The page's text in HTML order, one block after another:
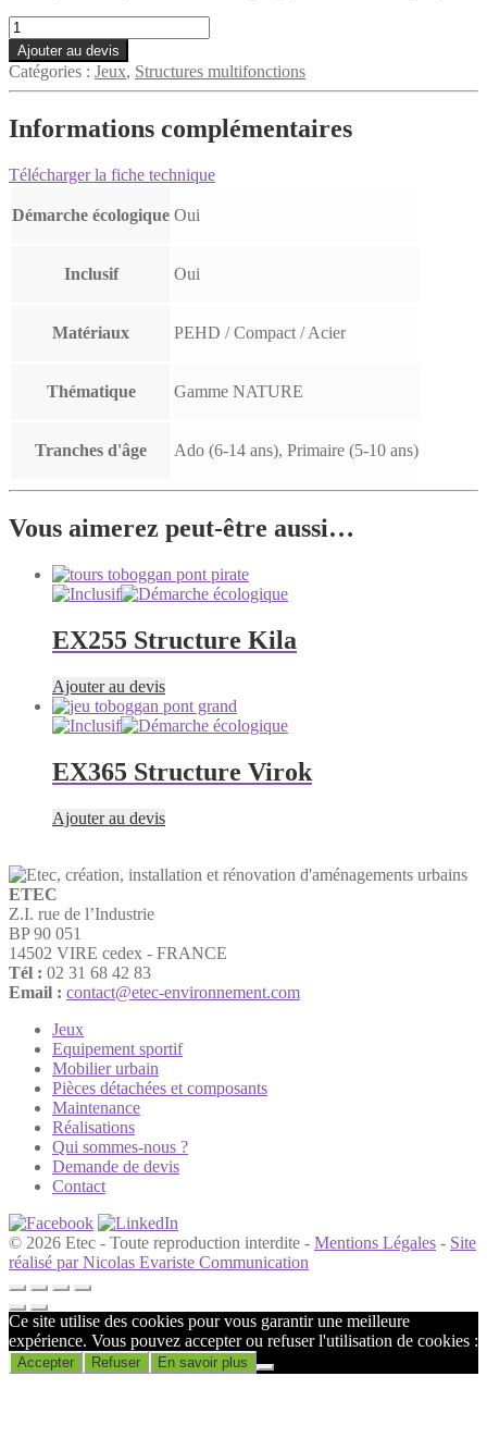
quantité
de
EX375
Structure
Ajouter au devis
Catégories : Jeux, Structures multifonctions
Informations complémentaires
Télécharger la fiche technique
Démarche écologique Oui
Inclusif Oui
Matériaux PEHD / Compact / Acier
Thématique Gamme NATURE
Tranches d'âge Ado (6-14 ans), Primaire (5-10 ans)
Vous aimerez peut-être aussi…
EX255 Structure Kila
Ajouter au devis
EX365 Structure Virok
Ajouter au devis
ETEC
Z.I. rue de l’Industrie
BP 90 051
14502 VIRE cedex - FRANCE
Tél : 02 31 68 42 83
Email : contact@etec-environnement.com
Jeux
Equipement sportif
Mobilier urbain
Pièces détachées et composants
Maintenance
Réalisations
Qui sommes-nous ?
Demande de devis
Contact
© 2026 Etec - Toute reproduction interdite - Mentions Légales - Site
réalisé par Nicolas Evariste Communication
Ce site utilise des cookies pour vous garantir une meilleure
expérience. Vous pouvez accepter ou refuser l'utilisation de cookies :
Accepter Refuser En savoir plus